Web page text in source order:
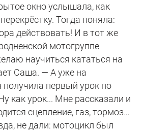
окно услышала, как
Тогда поняла:
действовать! И в тот же
мотогруппе
научиться кататься на
Саша. — А уже на
первый урок по
как урок... Мне рассказали и
сцепление, газ, тормоз…
не дали: мотоцикл был